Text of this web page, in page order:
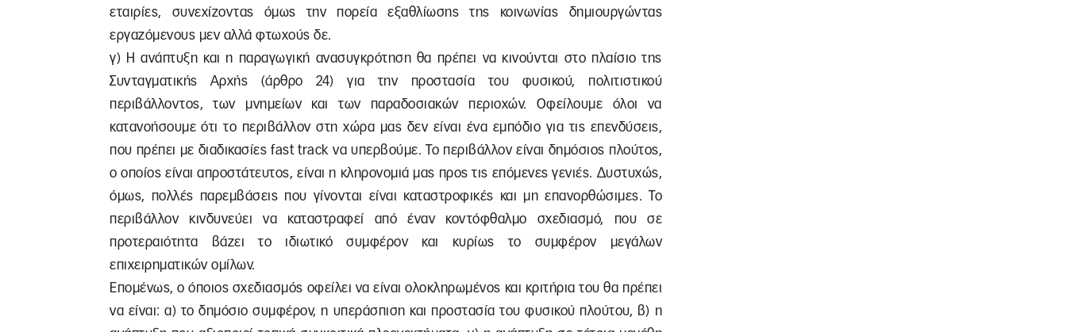
εταιρίες, συνεχίζοντας όμως την πορεία εξαθλίωσης της κοινωνίας δημιουργώντας
εργαζόμενους μεν αλλά φτωχούς δε.
γ) Η ανάπτυξη και η παραγωγική ανασυγκρότηση θα πρέπει να κινούνται στο πλαίσιο της
Συνταγματικής Αρχής (άρθρο 24) για την προστασία του φυσικού, πολιτιστικού
περιβάλλοντος, των μνημείων και των παραδοσιακών περιοχών. Οφείλουμε όλοι να
κατανοήσουμε ότι το περιβάλλον στη χώρα μας δεν είναι ένα εμπόδιο για τις επενδύσεις,
που πρέπει με διαδικασίες fast track να υπερβούμε. Το περιβάλλον είναι δημόσιος πλούτος,
ο οποίος είναι απροστάτευτος, είναι η κληρονομιά μας προς τις επόμενες γενιές. Δυστυχώς,
όμως, πολλές παρεμβάσεις που γίνονται είναι καταστροφικές και μη επανορθώσιμες. Το
περιβάλλον κινδυνεύει να καταστραφεί από έναν κοντόφθαλμο σχεδιασμό, που σε
προτεραιότητα βάζει το ιδιωτικό συμφέρον και κυρίως το συμφέρον μεγάλων
επιχειρηματικών ομίλων.
Επομένως, ο όποιος σχεδιασμός οφείλει να είναι ολοκληρωμένος και κριτήρια του θα πρέπει
να είναι: α) το δημόσιο συμφέρον, η υπεράσπιση και προστασία του φυσικού πλούτου, β) η